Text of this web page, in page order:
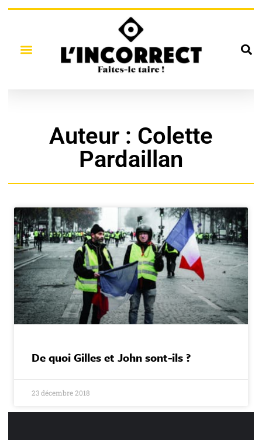
Auteur : Colette
Pardaillan
De quoi Gilles et John sont-ils ?
23 décembre 2018